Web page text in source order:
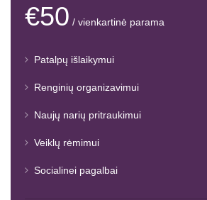
€50 / vienkartinė parama
Patalpų išlaikymui
Renginių organizavimui
Naujų narių pritraukimui
Veiklų rėmimui
Socialinei pagalbai